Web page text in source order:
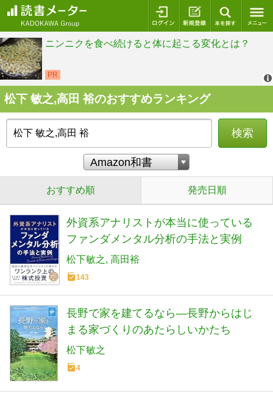
ログイン 新規登録
松下 敏之,高田 裕のおすすめランキング
検索
おすすめ順 発売日順
外資系アナリストが本当に使っている
ファンダメンタル分析の手法と実例
松下敏之 高田裕
143
長野で家を建てるなら―長野からはじ
まる家づくりのあたらしいかたち
松下敏之
4